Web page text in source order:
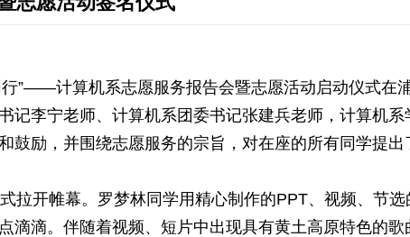
”——计算机系志愿服务报告会暨志愿活动启动仪式在
记李宁老师、计算机系团委书记张建兵老师，计算机系
鼓励，并围绕志愿服务的宗旨，对在座的所有同学提出
拉开帷幕。罗梦林同学用精心制作的PPT、视频、节选
滴滴。伴随着视频、短片中出现具有黄土高原特色的歌